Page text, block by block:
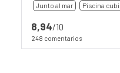
Junto al mar Piscina
8,94/10
248 comentarios